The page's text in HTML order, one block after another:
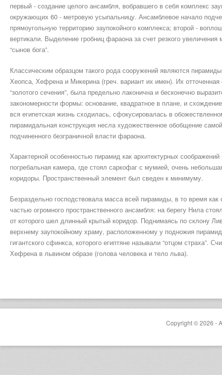
первый - создание целого ансамбля, вобравшего в себя комплекс
окружающих 60 - метровую усыпальницу. Ансамблевое начало
прямоугольную территорию заупокойного комплекса; второй -
вертикали. Выделение гробниц фараона за счет резкого
“сынов бога”.
Классическим образцом такого рода сооружений являются
Хеопса, Хефрена и Микерина (греч. вариант их имен). Их
“золотого сечения”, была предельно лаконична и бесконечно
закономерности формы: основание, квадратное в плане, и
вся египетская жизнь сходилась, сфокусировалась в
пирамидальная конструкция несла художественное обобщение
подчиненного безграничной власти фараона.
Характерной особенностью пирамид как архитектурных
погребальная камера, где стоял саркофаг с мумией, очень
коридоры. Пространственный элемент был сведен к минимуму.
Безраздельно господствовала масса всей пирамиды, в то время
частью огромного пространственного ансамбля: на берегу Нила
от которого шел длинный крытый коридор. Поднимаясь по склону
верхнему заупокойному храму, расположенному у подножия
гигантского сфинкса, которого египтяне называли “отцом страха”.
Хефрена в львином образе (голова человека и тело льва).
Copyright © 2026 -